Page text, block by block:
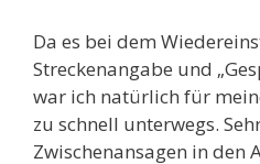
Da es bei dem
Streckenangabe und
war ich natürlich für
zu schnell unterwegs.
Zwischenansagen in den